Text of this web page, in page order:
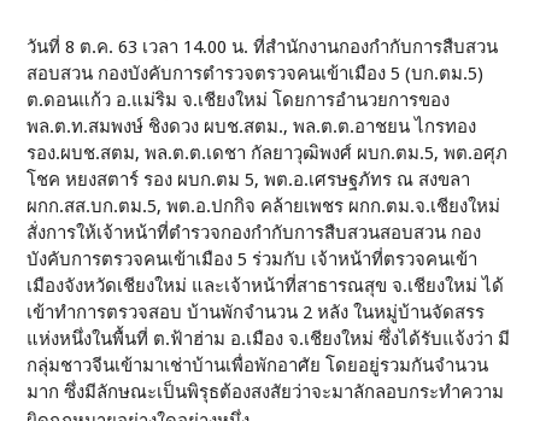
วันที่ 8 ต.ค. 63 เวลา 14.00 น. ที่สำนักงานกองกำกับการสืบสวน
สอบสวน กองบังคับการตำรวจตรวจคนเข้าเมือง 5 (บก.ตม.5)
ต.ดอนแก้ว อ.แม่ริม จ.เชียงใหม่ โดยการอำนวยการของ
พล.ต.ท.สมพงษ์ ชิงดวง ผบช.สตม., พล.ต.ต.อาชยน ไกรทอง
รอง.ผบช.สตม, พล.ต.ต.เดชา กัลยาวุฒิพงศ์ ผบก.ตม.5, พต.อศุภ
โชค หยงสตาร์ รอง ผบก.ตม 5, พต.อ.เศรษฐภัทร ณ สงขลา
ผกก.สส.บก.ตม.5, พต.อ.ปกกิจ คล้ายเพชร ผกก.ตม.จ.เชียงใหม่
สั่งการให้เจ้าหน้าที่ตำรวจกองกำกับการสืบสวนสอบสวน กอง
บังคับการตรวจคนเข้าเมือง 5 ร่วมกับ เจ้าหน้าที่ตรวจคนเข้า
เมืองจังหวัดเชียงใหม่ และเจ้าหน้าที่สาธารณสุข จ.เชียงใหม่ ได้
เข้าทำการตรวจสอบ บ้านพักจำนวน 2 หลัง ในหมู่บ้านจัดสรร
แห่งหนึ่งในพื้นที่ ต.ฟ้าฮ่าม อ.เมือง จ.เชียงใหม่ ซึ่งได้รับแจ้งว่า มี
กลุ่มชาวจีนเข้ามาเช่าบ้านเพื่อพักอาศัย โดยอยู่รวมกันจำนวน
มาก ซึ่งมีลักษณะเป็นพิรุธต้องสงสัยว่าจะมาลักลอบกระทำความ